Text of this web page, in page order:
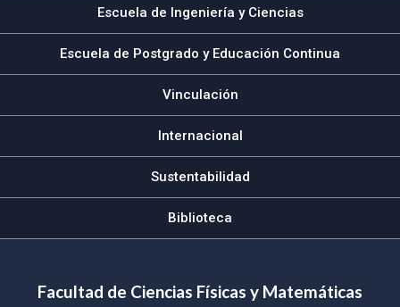
Escuela de Ingeniería y Ciencias
Escuela de Postgrado y Educación Continua
Vinculación
Internacional
Sustentabilidad
Biblioteca
Facultad de Ciencias Físicas y Matemáticas